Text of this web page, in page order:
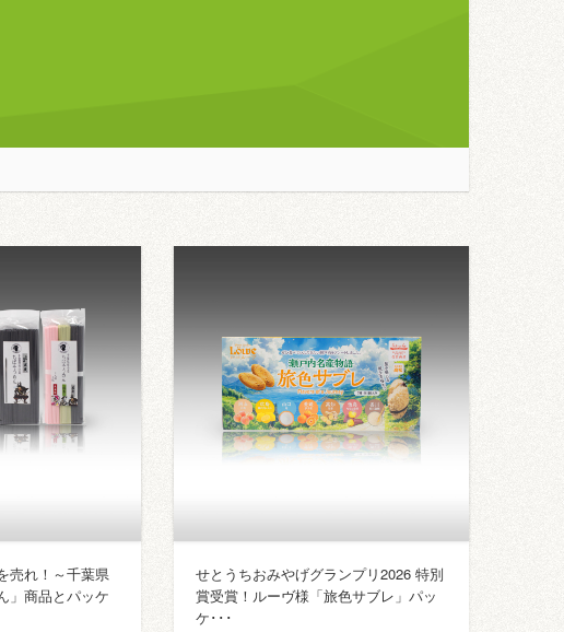
売れ！～千葉県
」商品とパッケ
せとうちおみやげグランプリ2026 特別
賞受賞！ルーヴ様「旅色サブレ」パッ
ケ･･･